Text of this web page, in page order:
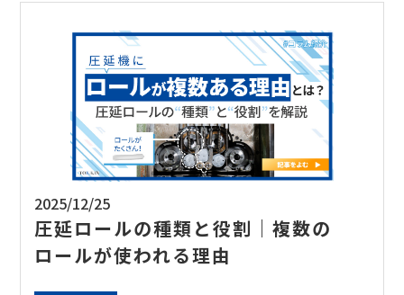
2025/12/25
圧延ロールの種類と役割｜複数の
ロールが使われる理由